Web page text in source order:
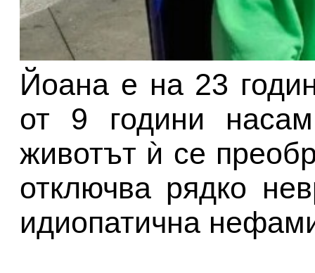
Йоана е на 23
от 9 години
животът ѝ се
отключва рядко
идиопатична